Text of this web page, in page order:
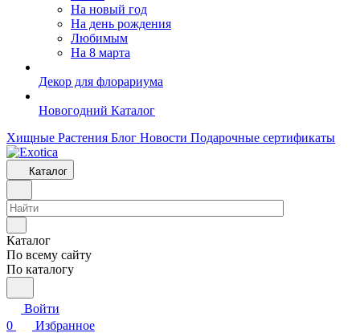
На новый год
На день рождения
Любимым
На 8 марта
Декор для флорариума
Новогодний Каталог
Хищные Растения Блог Новости Подарочные сертификаты
Каталог
Каталог
По всему сайту
По каталогу
Войти
0
Избранное